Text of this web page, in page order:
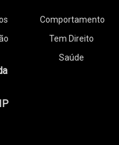
Comportamento
Tem Direito
Saúde